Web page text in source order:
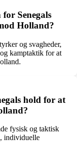
Senegals
Holland?
og svagheder,
kamptaktik for at
hold for at
fysisk og taktisk
individuelle